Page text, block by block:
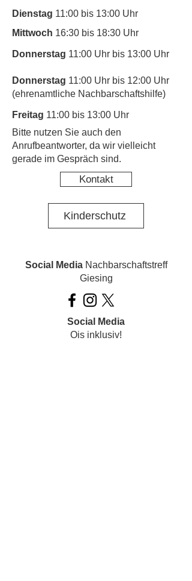
Dienstag 11:00 bis 13:00 Uhr
Mittwoch 16:30 bis 18:30 Uhr
Donnerstag 11:00 Uhr bis 13:00 Uhr
Donnerstag 11:00 Uhr bis 12:00 Uhr
(ehrenamtliche Nachbarschaftshilfe)
Freitag 11:00 bis 13:00 Uhr
​Bitte nutzen Sie auch den
Anrufbeantworter, da wir vielleicht
gerade im Gespräch sind.
Kontakt
Kinderschutz
Social MediaNachbarschaftstreff
Giesing
Social Media
Ois inklusiv!